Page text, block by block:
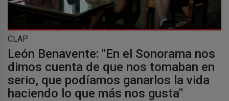
CLAP
León Benavente: "En el Sonorama nos
dimos cuenta de que nos tomaban en
serio, que podíamos ganarlos la vida
haciendo lo que más nos gusta"